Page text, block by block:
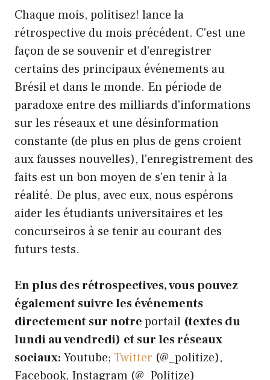
Chaque mois, politisez! lance la
rétrospective du mois précédent. C'est une
façon de se souvenir et d'enregistrer
certains des principaux événements au
Brésil et dans le monde. En période de
paradoxe entre des milliards d'informations
sur les réseaux et une désinformation
constante (de plus en plus de gens croient
aux fausses nouvelles), l'enregistrement des
faits est un bon moyen de s'en tenir à la
réalité. De plus, avec eux, nous espérons
aider les étudiants universitaires et les
concurseiros à se tenir au courant des
futurs tests.
En plus des rétrospectives, vous pouvez
également suivre les événements
directement sur notreportail (textes du
lundi au vendredi) et sur les réseaux
sociaux: Youtube; Twitter (@_politize),
Facebook, Instagram (@_Politize)